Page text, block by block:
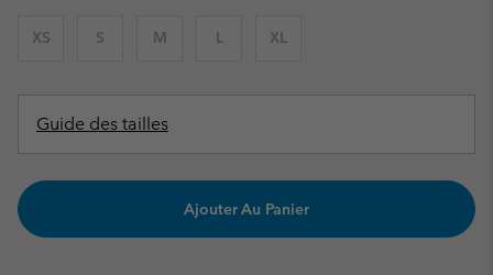
XS S M L XL
Guide des tailles
Ajouter Au Panier